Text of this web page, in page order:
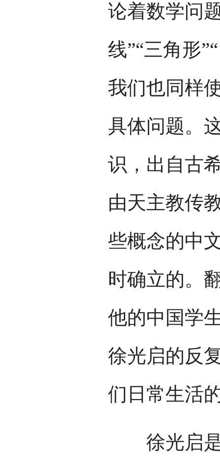
论着数学问
线”“三角形
我们也同样
具体问题。
识，出自古
由天主教传
些概念的中
时确立的。
他的中国学
徐光启的反
们日常生活
徐光启是